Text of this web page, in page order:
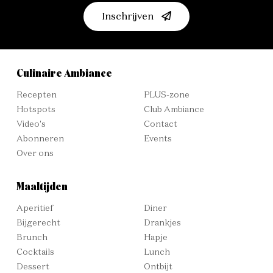
Inschrijven
Culinaire Ambiance
Recepten
Hotspots
Video's
Abonneren
Over ons
PLUS-zone
Club Ambiance
Contact
Events
Maaltijden
Aperitief
Bijgerecht
Brunch
Cocktails
Dessert
Diner
Drankjes
Hapje
Lunch
Ontbijt